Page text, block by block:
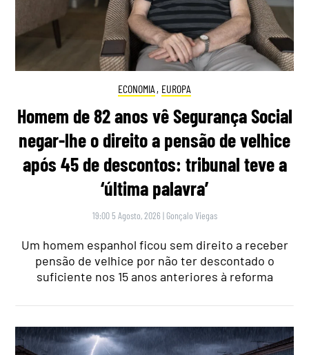
ECONOMIA , EUROPA
Homem de 82 anos vê Segurança Social
negar-lhe o direito a pensão de velhice
após 45 de descontos: tribunal teve a
‘última palavra’
19:00 5 Agosto, 2026 | Gonçalo Viegas
Um homem espanhol ficou sem direito a receber
pensão de velhice por não ter descontado o
suficiente nos 15 anos anteriores à reforma